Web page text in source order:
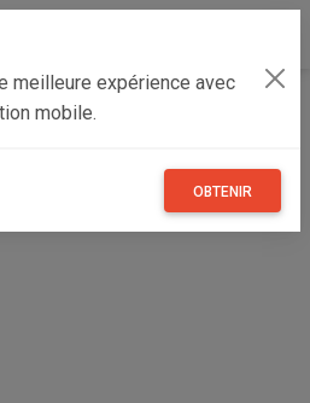
meilleure expérience avec
mobile.
OBTENIR
bon - Sahel
zone la corniche